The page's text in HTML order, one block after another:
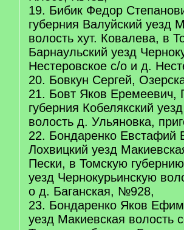
19. Бибик Федор
губерния Валуйский уезд
волость хут. Ковалева, в
Барнаульский уезд
Нестеровское с/о и д.
20. Бовкун Сергей,
21. Бовт Яков Еремеевич,
губерния Кобелякский
волость д. Ульяновка,
22. Бондаренко Евстафий
Лохвицкий уезд
Пески, в Томскую
уезд Чернокурьинскую
о д. Баганская, №928,
23. Бондаренко Яков
уезд Макиевская волость